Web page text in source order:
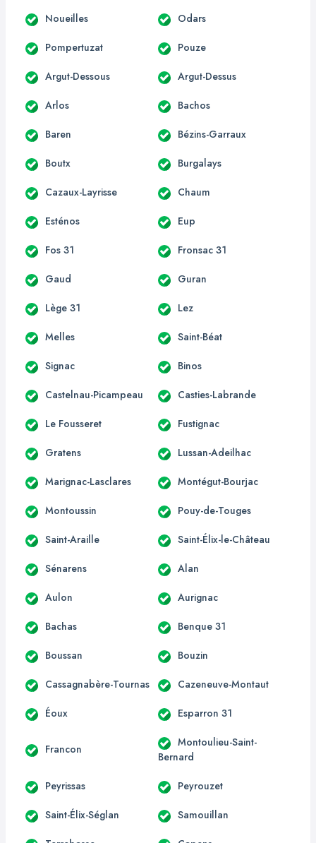
Noueilles Odars
Pompertuzat Pouze
Argut-Dessous Argut-Dessus
Arlos Bachos
Baren Bézins-Garraux
Boutx Burgalays
Cazaux-Layrisse Chaum
Esténos Eup
Fos 31 Fronsac 31
Gaud Guran
Lège 31 Lez
Melles Saint-Béat
Signac Binos
Castelnau-Picampeau Casties-Labrande
Le Fousseret Fustignac
Gratens Lussan-Adeilhac
Marignac-Lasclares Montégut-Bourjac
Montoussin Pouy-de-Touges
Saint-Araille Saint-Élix-le-Château
Sénarens Alan
Aulon Aurignac
Bachas Benque 31
Boussan Bouzin
Cassagnabère-Tournas Cazeneuve-Montaut
Éoux Esparron 31
Francon
Montoulieu-Saint-
Bernard
Peyrissas Peyrouzet
Saint-Élix-Séglan Samouillan